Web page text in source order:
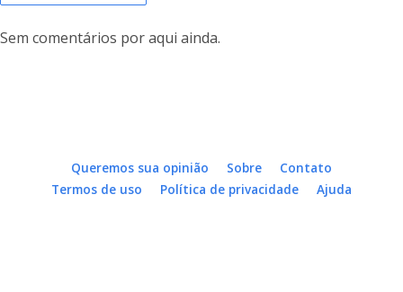
Sem comentários por aqui ainda.
Queremos sua opinião Sobre
Contato
Termos de uso
Política de privacidade Ajuda